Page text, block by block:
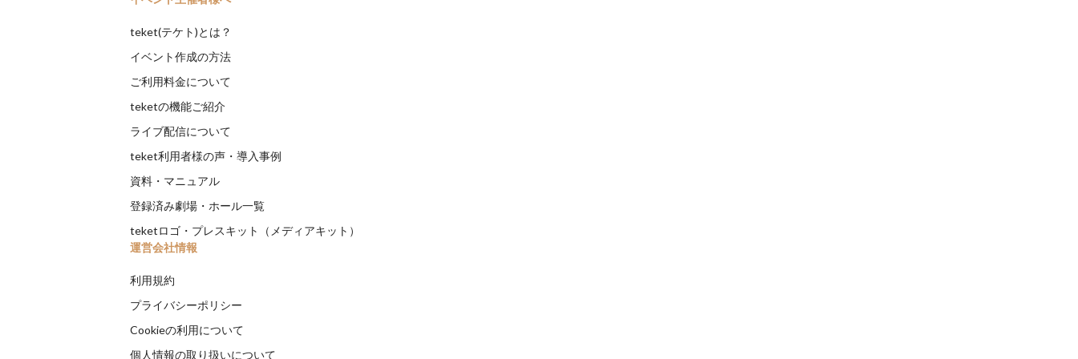
teket(テケト)とは？
イベント作成の方法
ご利用料金について
teketの機能ご紹介
ライブ配信について
teket利用者様の声・導入事例
資料・マニュアル
登録済み劇場・ホール一覧
teketロゴ・プレスキット（メディアキット）
運営会社情報
利用規約
プライバシーポリシー
Cookieの利用について
個人情報の取り扱いについて